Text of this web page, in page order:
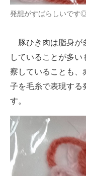
発想がすばらしいです
豚ひき肉は脂身が
していることが多
察していることも、
子を毛糸で表現する
す。